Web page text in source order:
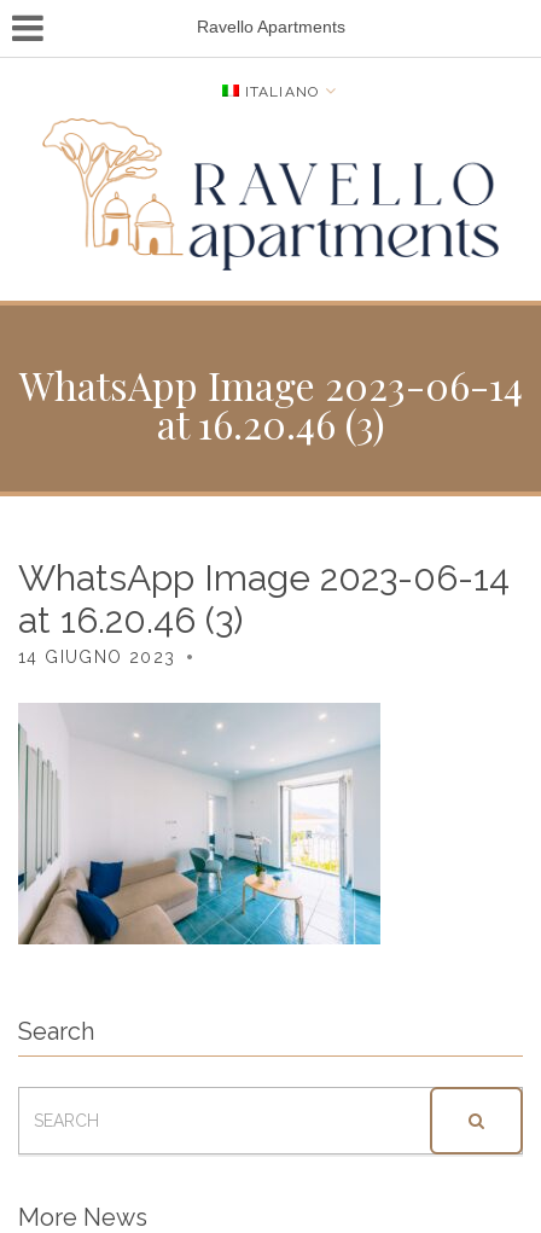
Ravello Apartments
ITALIANO
WhatsApp Image 2023-06-14
at 16.20.46 (3)
WhatsApp Image 2023-06-14
at 16.20.46 (3)
14 GIUGNO 2023
Search
FOR:
More News